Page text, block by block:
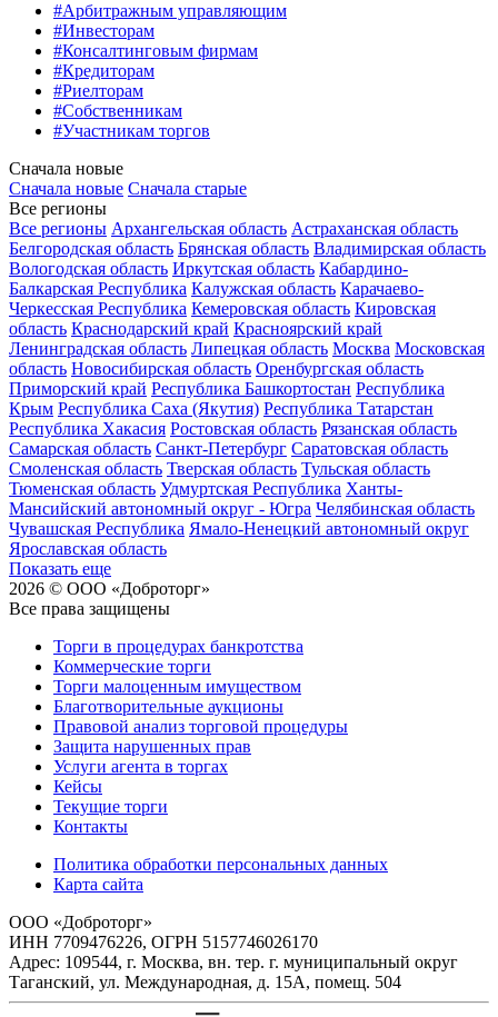
#Арбитражным управляющим
#Инвесторам
#Консалтинговым фирмам
#Кредиторам
#Риелторам
#Собственникам
#Участникам торгов
Сначала новые
Сначала новые Сначала старые
Все регионы
Все регионы Архангельская область Астраханская область
Белгородская область Брянская область Владимирская область
Вологодская область Иркутская область Кабардино-
Балкарская Республика Калужская область Карачаево-
Черкесская Республика Кемеровская область Кировская
область Краснодарский край Красноярский край
Ленинградская область Липецкая область Москва Московская
область Новосибирская область Оренбургская область
Приморский край Республика Башкортостан Республика
Крым Республика Саха (Якутия) Республика Татарстан
Республика Хакасия Ростовская область Рязанская область
Самарская область Санкт-Петербург Саратовская область
Смоленская область Тверская область Тульская область
Тюменская область Удмуртская Республика Ханты-
Мансийский автономный округ - Югра Челябинская область
Чувашская Республика Ямало-Ненецкий автономный округ
Ярославская область
Показать еще
2026 © ООО «Доброторг»
Все права защищены
Торги в процедурах банкротства
Коммерческие торги
Торги малоценным имуществом
Благотворительные аукционы
Правовой анализ торговой процедуры
Защита нарушенных прав
Услуги агента в торгах
Кейсы
Текущие торги
Контакты
Политика обработки персональных данных
Карта сайта
ООО «Доброторг»
ИНН 7709476226, ОГРН 5157746026170
Адрес: 109544, г. Москва, вн. тер. г. муниципальный округ
Таганский, ул. Международная, д. 15А, помещ. 504